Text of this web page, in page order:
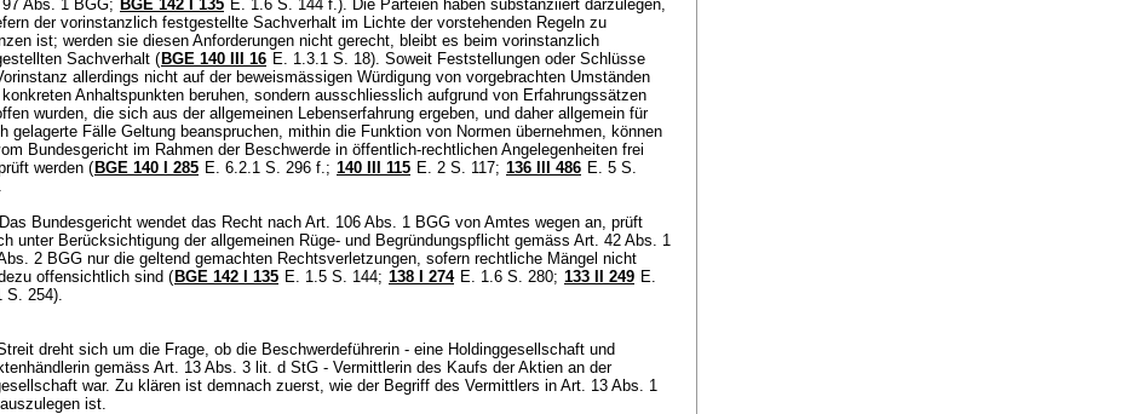
Abs. 1 BGG; BGE 142 I 135 E. 1.6 S. 144 f.). Die Parteien haben substanziiert darzulegen,
der vorinstanzlich festgestellte Sachverhalt im Lichte der vorstehenden Regeln zu
ist; werden sie diesen Anforderungen nicht gerecht, bleibt es beim vorinstanzlich
Sachverhalt (BGE 140 III 16 E. 1.3.1 S. 18). Soweit Feststellungen oder Schlüsse
allerdings nicht auf der beweismässigen Würdigung von vorgebrachten Umständen
Anhaltspunkten beruhen, sondern ausschliesslich aufgrund von Erfahrungssätzen
wurden, die sich aus der allgemeinen Lebenserfahrung ergeben, und daher allgemein für
gelagerte Fälle Geltung beanspruchen, mithin die Funktion von Normen übernehmen, können
Bundesgericht im Rahmen der Beschwerde in öffentlich-rechtlichen Angelegenheiten frei
werden (BGE 140 I 285 E. 6.2.1 S. 296 f.; 140 III 115 E. 2 S. 117; 136 III 486 E. 5 S.
Das Bundesgericht wendet das Recht nach Art. 106 Abs. 1 BGG von Amtes wegen an, prüft
unter Berücksichtigung der allgemeinen Rüge- und Begründungspflicht gemäss Art. 42 Abs. 1
2 BGG nur die geltend gemachten Rechtsverletzungen, sofern rechtliche Mängel nicht
offensichtlich sind (BGE 142 I 135 E. 1.5 S. 144; 138 I 274 E. 1.6 S. 280; 133 II 249 E.
S. 254).
dreht sich um die Frage, ob die Beschwerdeführerin - eine Holdinggesellschaft und
gemäss Art. 13 Abs. 3 lit. d StG - Vermittlerin des Kaufs der Aktien an der
war. Zu klären ist demnach zuerst, wie der Begriff des Vermittlers in Art. 13 Abs. 1
auszulegen ist.